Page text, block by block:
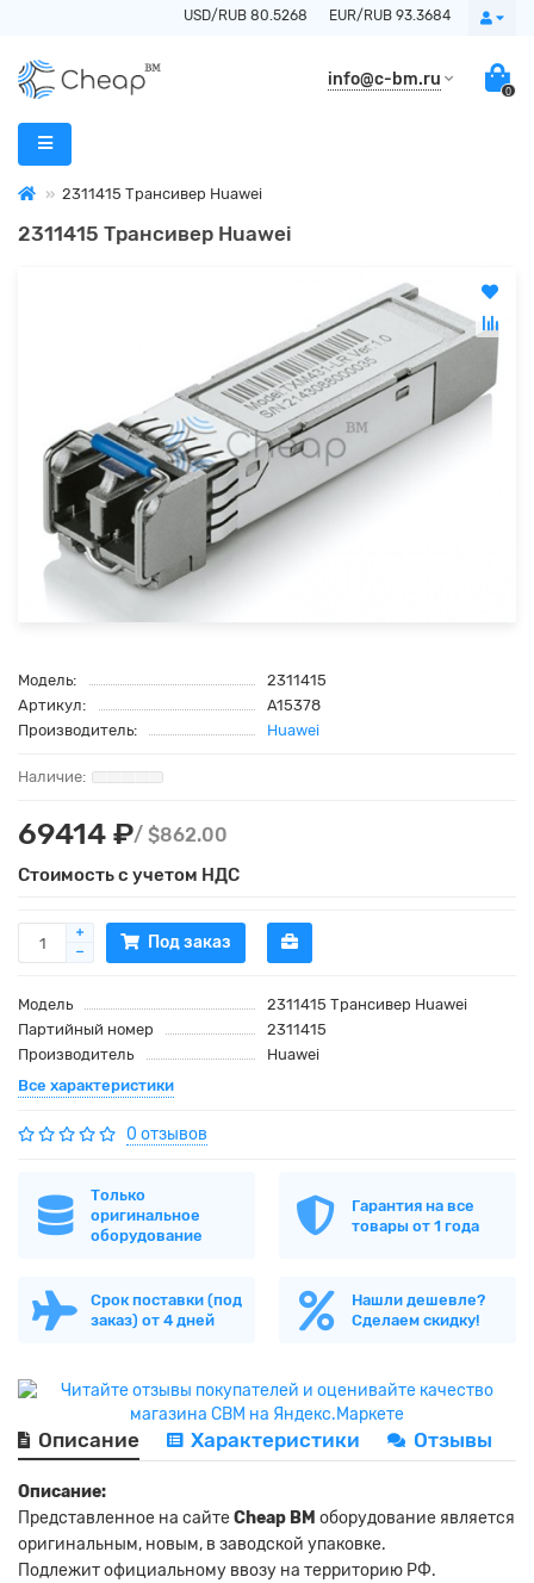
USD/RUB 80.5268 EUR/RUB 93.3684
info@c-bm.ru
0
2311415 Трансивер Huawei
2311415 Трансивер Huawei
Модель:
2311415
Артикул:
A15378
Производитель:
Huawei
69414 ₽/ $862.00
Стоимость с учетом НДС
Под заказ
Модель
2311415 Трансивер Huawei
Партийный номер
2311415
Производитель
Huawei
Все характеристики
0 отзывов
Только
оригинальное
оборудование
Гарантия на все
товары от 1 года
Срок поставки (под
заказ) от 4 дней
Нашли дешевле?
Сделаем скидку!
Описание Характеристики Отзывы
Описание:
Представленное на сайтеCheap BM оборудование является
оригинальным, новым, в заводской упаковке.
Подлежит официальному ввозу на территорию РФ.